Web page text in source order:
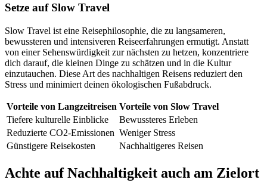
Setze auf Slow Travel
Slow Travel ist eine Reisephilosophie, die zu langsameren,
bewussteren und intensiveren Reiseerfahrungen ermutigt. Anstatt
von einer Sehenswürdigkeit zur nächsten zu hetzen, konzentriere
dich darauf, die kleinen Dinge zu schätzen und in die Kultur
einzutauchen. Diese Art des nachhaltigen Reisens reduziert den
Stress und minimiert deinen ökologischen Fußabdruck.
Vorteile von Langzeitreisen Vorteile von Slow Travel
Tiefere kulturelle Einblicke
Bewussteres Erleben
Reduzierte CO2-Emissionen Weniger Stress
Günstigere Reisekosten
Nachhaltigeres Reisen
Achte auf Nachhaltigkeit auch am Zielort